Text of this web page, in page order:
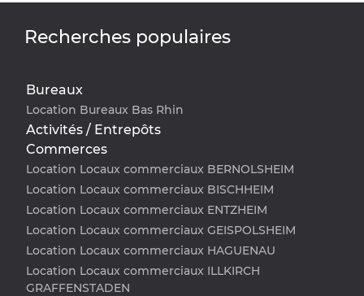
Recherches populaires
Bureaux
Location Bureaux Bas Rhin
Activités / Entrepôts
Commerces
Location Locaux commerciaux BERNOLSHEIM
Location Locaux commerciaux BISCHHEIM
Location Locaux commerciaux ENTZHEIM
Location Locaux commerciaux GEISPOLSHEIM
Location Locaux commerciaux HAGUENAU
Location Locaux commerciaux ILLKIRCH
GRAFFENSTADEN